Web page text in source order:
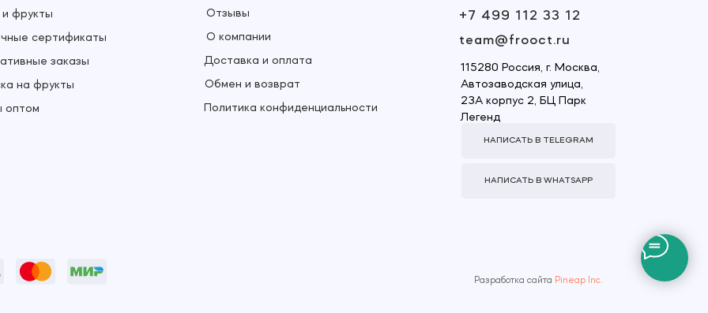
фрукты
сертификаты
заказы
на фрукты
оптом
О компании
Отзывы
Доставка и оплата
+7 499 112 33 12
team@frooct.ru
НАПИСАТЬ В TELEGRAM
НАПИСАТЬ В WHATSAPP
Политика конфиденциальности
Обмен и возврат
115280 Россия, г. Москва,
Автозаводская улица,
23А корпус 2, БЦ Парк
Легенд
Разработка сайта Pineap Inc.